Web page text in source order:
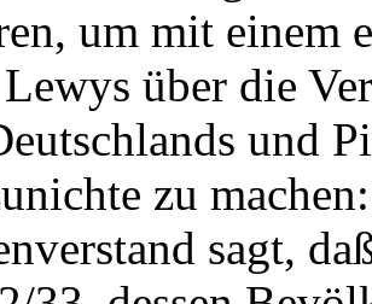
um mit einem
über die
und
zu
sagt,